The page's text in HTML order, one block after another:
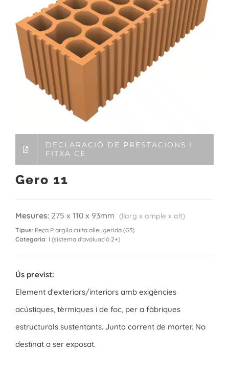
DECLARACIÓ DE PRESTACIONS I
FITXA CE
Gero 11
Mesures: 275 x 110 x 93mm (llarg x ample x alt)
Tipus: Peça P argila cuita alleugerida (G3)
Categoria: I (sistema d'avaluació 2+)
Ús previst:
Element d'exteriors/interiors amb exigències
acústiques, tèrmiques i de foc, per a fàbriques
estructurals sustentants. Junta corrent de morter. No
destinat a ser exposat.